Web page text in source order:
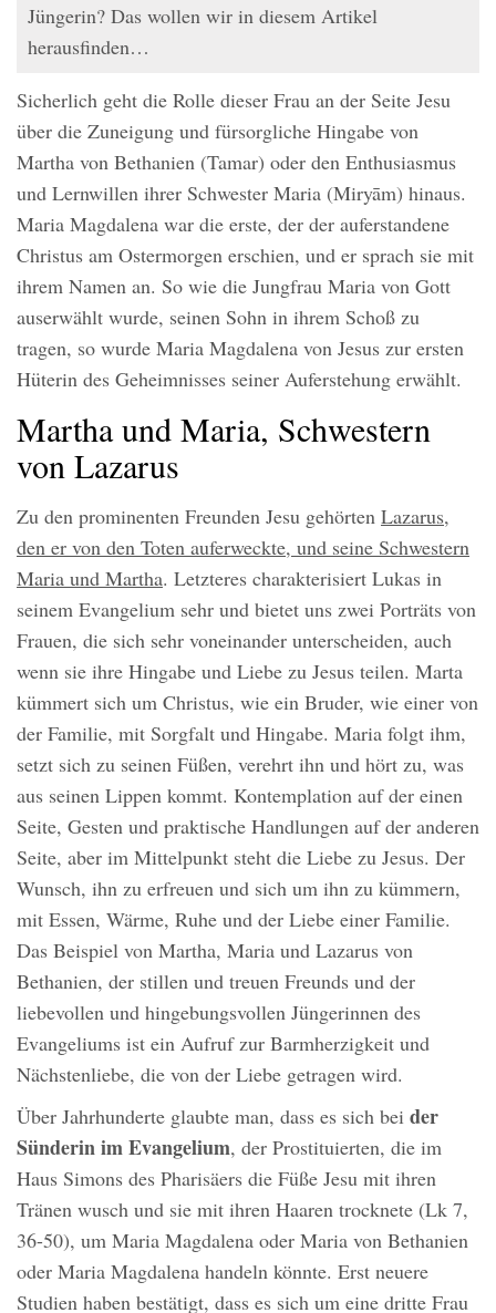
Jüngerin? Das wollen wir in diesem Artikel
herausfinden…
Sicherlich geht die Rolle dieser Frau an der Seite Jesu
über die Zuneigung und fürsorgliche Hingabe von
Martha von Bethanien (Tamar) oder den Enthusiasmus
und Lernwillen ihrer Schwester Maria (Miryām) hinaus.
Maria Magdalena war die erste, der der auferstandene
Christus am Ostermorgen erschien, und er sprach sie mit
ihrem Namen an. So wie die Jungfrau Maria von Gott
auserwählt wurde, seinen Sohn in ihrem Schoß zu
tragen, so wurde Maria Magdalena von Jesus zur ersten
Hüterin des Geheimnisses seiner Auferstehung erwählt.
Martha und Maria, Schwestern
von Lazarus
Zu den prominenten Freunden Jesu gehörten Lazarus,
den er von den Toten auferweckte, und seine Schwestern
Maria und Martha. Letzteres charakterisiert Lukas in
seinem Evangelium sehr und bietet uns zwei Porträts von
Frauen, die sich sehr voneinander unterscheiden, auch
wenn sie ihre Hingabe und Liebe zu Jesus teilen. Marta
kümmert sich um Christus, wie ein Bruder, wie einer von
der Familie, mit Sorgfalt und Hingabe. Maria folgt ihm,
setzt sich zu seinen Füßen, verehrt ihn und hört zu, was
aus seinen Lippen kommt. Kontemplation auf der einen
Seite, Gesten und praktische Handlungen auf der anderen
Seite, aber im Mittelpunkt steht die Liebe zu Jesus. Der
Wunsch, ihn zu erfreuen und sich um ihn zu kümmern,
mit Essen, Wärme, Ruhe und der Liebe einer Familie.
Das Beispiel von Martha, Maria und Lazarus von
Bethanien, der stillen und treuen Freunds und der
liebevollen und hingebungsvollen Jüngerinnen des
Evangeliums ist ein Aufruf zur Barmherzigkeit und
Nächstenliebe, die von der Liebe getragen wird.
Über Jahrhunderte glaubte man, dass es sich bei der
Sünderin im Evangelium, der Prostituierten, die im
Haus Simons des Pharisäers die Füße Jesu mit ihren
Tränen wusch und sie mit ihren Haaren trocknete (Lk 7,
36-50), um Maria Magdalena oder Maria von Bethanien
oder Maria Magdalena handeln könnte. Erst neuere
Studien haben bestätigt, dass es sich um eine dritte Frau